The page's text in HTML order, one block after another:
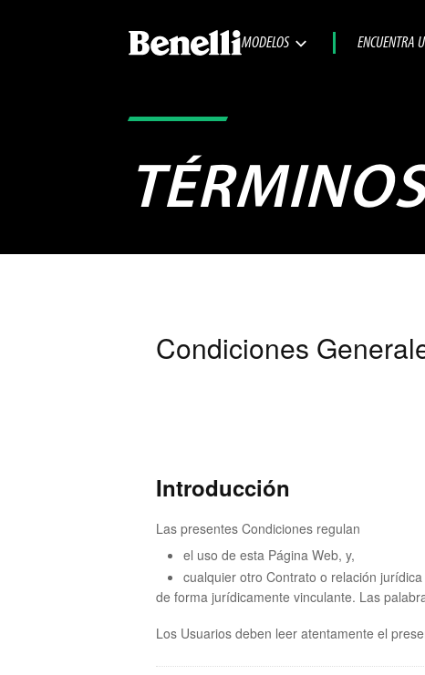
MODELOS ENCUENTRA
Condiciones
Introducción
Las presentes Condiciones regulan
el uso de esta Página Web, y,
cualquier otro Contrato o relación
de forma jurídicamente vinculante. Las
Los Usuarios deben leer atentamente el